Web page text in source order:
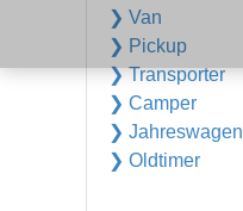
❯ Van
❯ Pickup
❯ Transporter
❯ Camper
❯ Jahreswagen
❯ Oldtimer